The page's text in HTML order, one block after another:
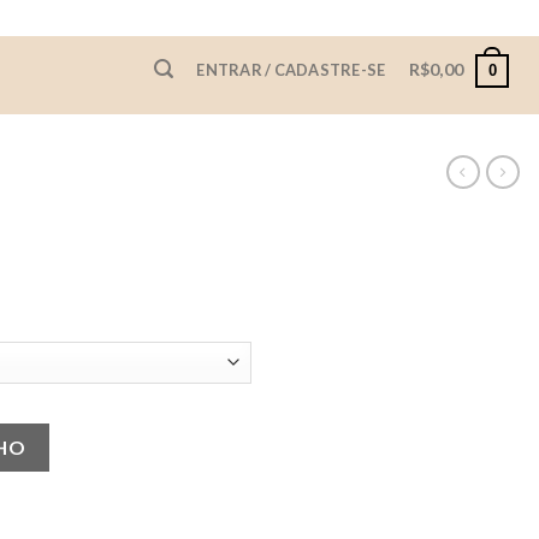
ENTRAR / CADASTRE-SE R$0,00 0